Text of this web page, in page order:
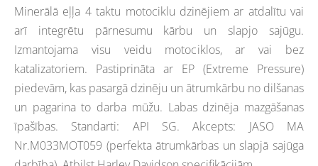
Minerālā eļļa 4 taktu motociklu dzinējiem ar atdalītu vai
arī integrētu pārnesumu kārbu un slapjo sajūgu.
Izmantojama visu veidu motociklos, ar vai bez
katalizatoriem. Pastiprināta ar EP (Extreme Pressure)
piedevām, kas pasargā dzinēju un ātrumkārbu no dilšanas
un pagarina to darba mūžu. Labas dzinēja mazgāšanas
īpašības. Standarti: API SG. Akcepts: JASO MA
Nr.M033MOT059 (perfekta ātrumkārbas un slapjā sajūga